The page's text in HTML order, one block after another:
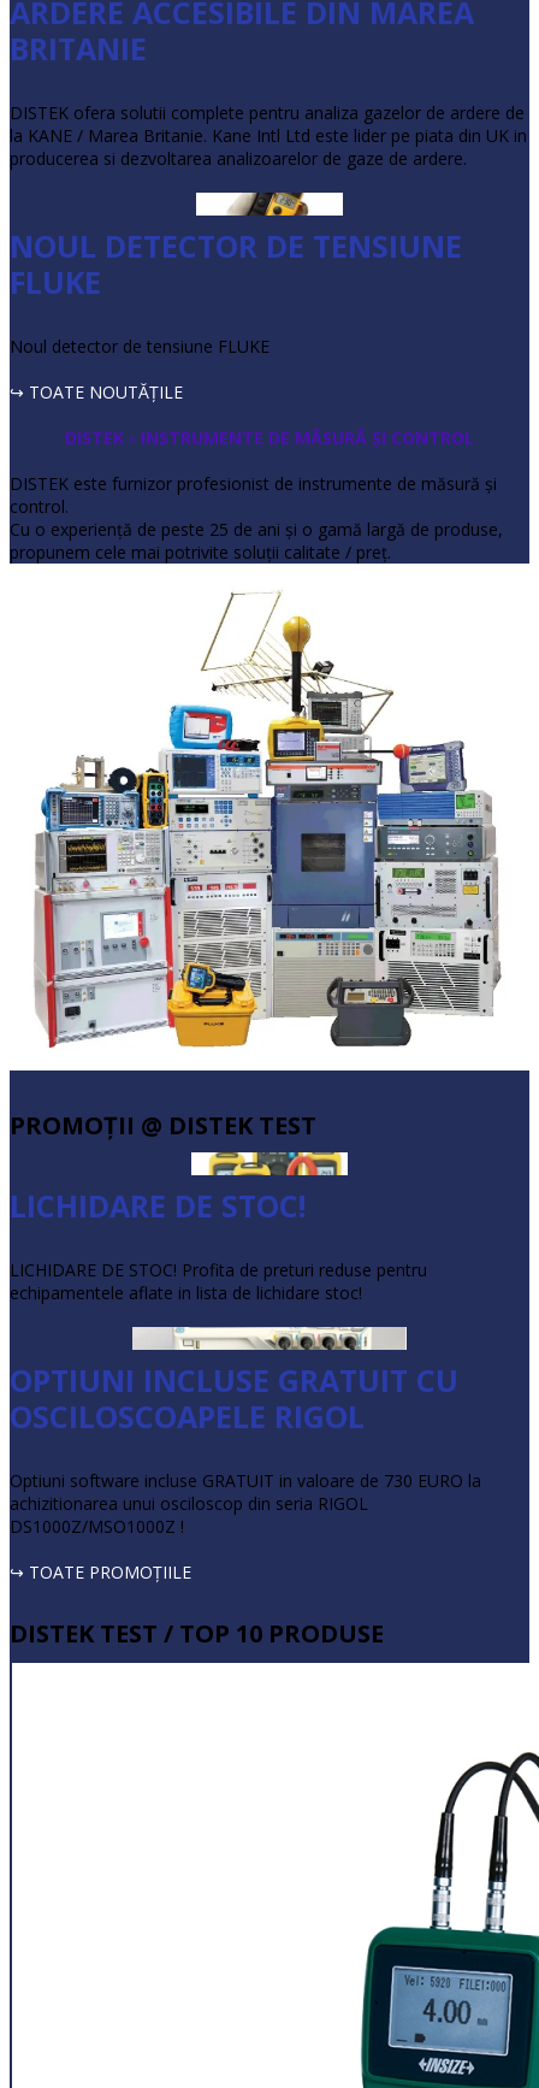
ARDERE ACCESIBILE DIN MAREA
BRITANIE
DISTEK ofera solutii complete pentru analiza gazelor de ardere de
la KANE / Marea Britanie. Kane Intl Ltd este lider pe piata din UK in
producerea si dezvoltarea analizoarelor de gaze de ardere.
NOUL DETECTOR DE TENSIUNE
FLUKE
Noul detector de tensiune FLUKE
↪ TOATE NOUTĂŢILE
DISTEK - INSTRUMENTE DE MĂSURĂ ŞI CONTROL
DISTEK este furnizor profesionist de instrumente de măsură şi
control.
Cu o experienţă de peste 25 de ani şi o gamă largă de produse,
propunem cele mai potrivite soluţii calitate / preţ.
PROMOŢII @ DISTEK TEST
LICHIDARE DE STOC!
LICHIDARE DE STOC! Profita de preturi reduse pentru
echipamentele aflate in lista de lichidare stoc!
OPTIUNI INCLUSE GRATUIT CU
OSCILOSCOAPELE RIGOL
Optiuni software incluse GRATUIT in valoare de 730 EURO la
achizitionarea unui osciloscop din seria RIGOL
DS1000Z/MSO1000Z !
↪ TOATE PROMOŢIILE
DISTEK TEST / TOP 10 PRODUSE